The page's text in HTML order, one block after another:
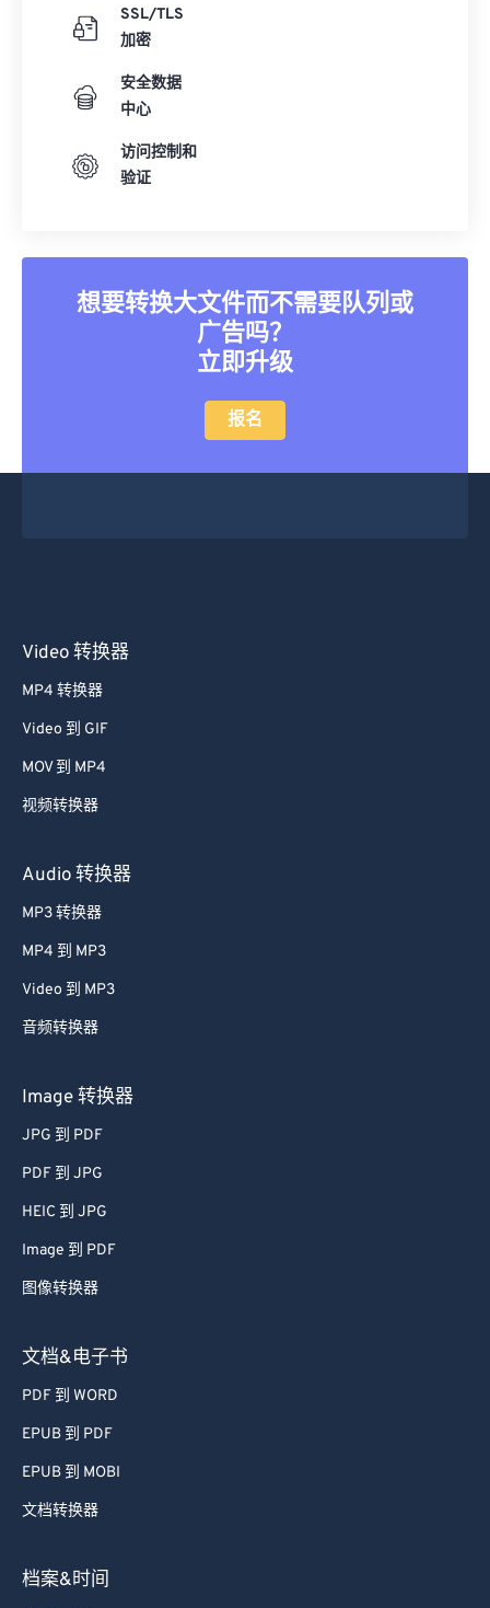
SSL/TLS
加密
安全数据
中心
访问控制和
验证
想要转换大文件而不需要队列或
广告吗？
立即升级
报名
Video 转换器
MP4 转换器
Video 到 GIF
MOV 到 MP4
视频转换器
Audio 转换器
MP3 转换器
MP4 到 MP3
Video 到 MP3
音频转换器
Image 转换器
JPG 到 PDF
PDF 到 JPG
HEIC 到 JPG
Image 到 PDF
图像转换器
文档&电子书
PDF 到 WORD
EPUB 到 PDF
EPUB 到 MOBI
文档转换器
档案&时间